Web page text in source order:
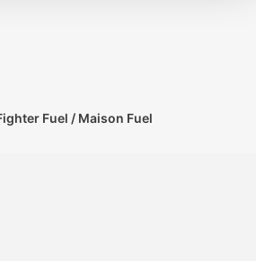
Fuel / Maison Fuel